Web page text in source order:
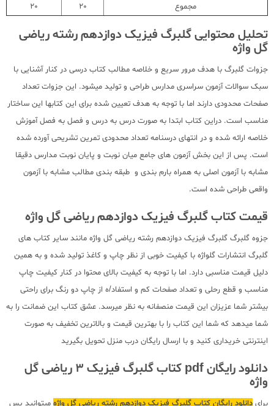
مجموع
20
20
تحلیل محتوایی گلبرگ فیزیک دوازدهم رشته ریاضی
گل واژه
جزوات گلبرگ با هدف مرور سریع و خلاصه مطالب کتاب درسی در کنار آشنایی با
سبک سوالات آزمون سراسری مدارس طراحی و تولید میشود. این جزوات تعداد
صفحات محدودی دارند اما با توجه به هدف تعیین شده برای این کتابها این ساختار
مناسب است. دراین کتاب ابتدا به صورت درس به درس و فصل به فصل آموزش
خلاصه ارائه شده و در انتهای درسنامه تعداد محدودی تمرین تشریحی آورده شده
است. پس از این بخش آزمون های جامع میان نوبت و پایان نوبت مدارس دقیقا
مشابه با آزمون اصلی به همراه بارم بندی و طبقه بندی مطالب مشابه با آزمون
واقعی طراحی شده است.
قیمت کتاب گلبرگ فیزیک دوازدهم ریاضی گل واژه
جزوه گلبرگ گلبرگ فیزیک دوازدهم رشته ریاضی گل واژه مانند سایر کتاب های
گلبرگ انتشارات گلواژه با کیفیت خوبی از نظر چاپ و کاغذ تولید شده و به همین
دلیل قیمت مناسبی دارد. اما با توجه به کیفیت بالای محتوا در کنار کیفیت چاپ
مناسب و قطع رحلی و تعداد صفحات کم و استفاد/ه از چاپ دو رنگ برای راحتی
بیشتر شما عزیزان این قیمت منصفانه به نظر میرسد. عشق کتاب این ضمانت را به
شما میدهد که شما این کتاب را با بهترین قیمت و بالاترین تخفیف به صورت
اینترنتی خریداری کنید و با ارسال رایگان درب منزل تحویل بگیرید
دانلود رایگان pdf کتاب گلبرگ فیزیک 3 ریاضی گل
واژه
برای دانلود رایگان کتاب گلبرگ فیزیک دوازدهم رشته ریاضی گل واژه میتوانید پس